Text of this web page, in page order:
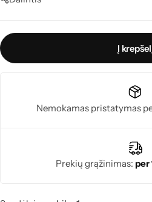
Į
Nemokamas pristatymas
Prekių grąžinimas: per